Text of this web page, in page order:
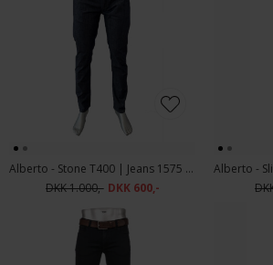
Alberto - Stone T400 | Jeans 1575 896 light denim
DKK 1.000,- DKK 600,-